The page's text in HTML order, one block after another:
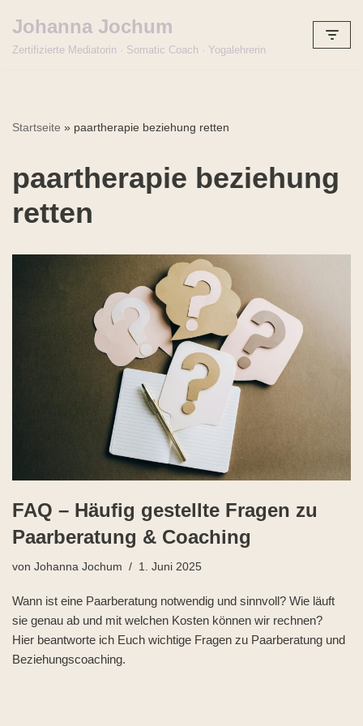
Zum
Johanna Jochum
Zertifizierte Mediatorin · Somatic Coach · Yogalehrerin
Startseite » paartherapie beziehung retten
paartherapie beziehung
retten
FAQ – Häufig gestellte Fragen zu
Paarberatung & Coaching
von Johanna Jochum 1. Juni 2025
Wann ist eine Paarberatung notwendig und sinnvoll? Wie läuft
sie genau ab und mit welchen Kosten können wir rechnen?
Hier beantworte ich Euch wichtige Fragen zu Paarberatung und
Beziehungscoaching.